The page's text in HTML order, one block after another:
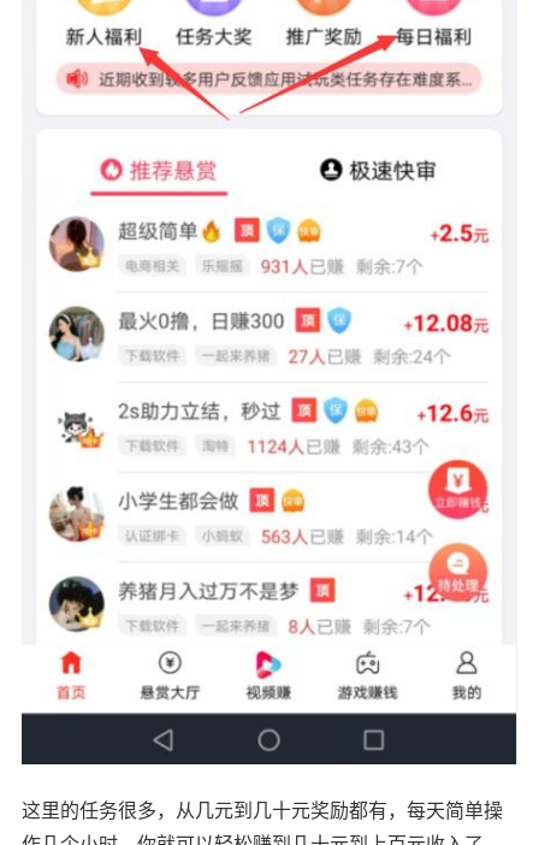
这里的任务很多，从几元到几十元奖励都有，每天简单操